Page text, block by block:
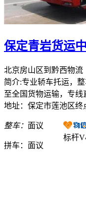
保定青岩货运
北京房山区到黔西物流
简介:专业轿车托运，
至全国货物运输，专
地址：保定市莲池区终
整车： 面议
拼车： 面议
标杆